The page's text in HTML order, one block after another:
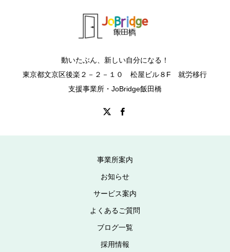
動いたぶん、新しい自分になる！
東京都文京区後楽２－２－１０ 松屋ビル８F 就労移行
支援事業所・JoBridge飯田橋
事業所案内
お知らせ
サービス案内
よくあるご質問
ブログ一覧
採用情報